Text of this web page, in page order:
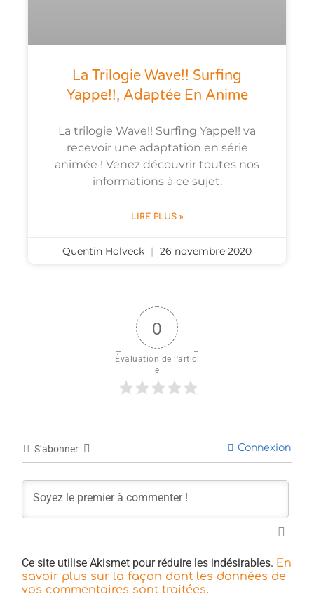
La Trilogie Wave!! Surfing
Yappe!!, Adaptée En Anime
La trilogie Wave!! Surfing Yappe!! va
recevoir une adaptation en série
animée ! Venez découvrir toutes nos
informations à ce sujet.
LIRE PLUS »
Quentin Holveck 26 novembre 2020
0
Évaluation de l'articl
e
S’abonner Connexion
Ce site utilise Akismet pour réduire les indésirables. En
savoir plus sur la façon dont les données de
vos commentaires sont traitées.